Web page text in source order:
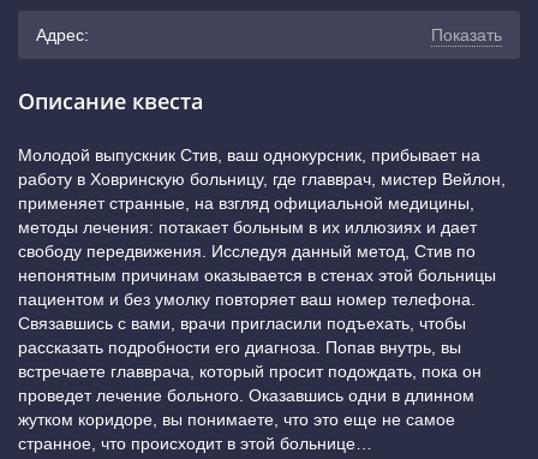
Адрес: Показать
«Турист»)(показать на карте)
+7 (800) 222-52-38
Описание квеста
Молодой выпускник Стив, ваш однокурсник, прибывает на
работу в Ховринскую больницу, где главврач, мистер Вейлон,
применяет странные, на взгляд официальной медицины,
методы лечения: потакает больным в их иллюзиях и дает
свободу передвижения. Исследуя данный метод, Стив по
непонятным причинам оказывается в стенах этой больницы
пациентом и без умолку повторяет ваш номер телефона.
Связавшись с вами, врачи пригласили подъехать, чтобы
рассказать подробности его диагноза. Попав внутрь, вы
встречаете главврача, который просит подождать, пока он
проведет лечение больного. Оказавшись одни в длинном
жутком коридоре, вы понимаете, что это еще не самое
странное, что происходит в этой больнице…